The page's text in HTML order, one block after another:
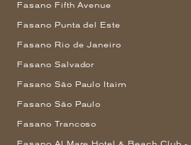
Fasano Fifth Avenue
Fasano Punta del Este
Fasano Rio de Janeiro
Fasano Salvador
Fasano São Paulo Itaim
Fasano São Paulo
Fasano Trancoso